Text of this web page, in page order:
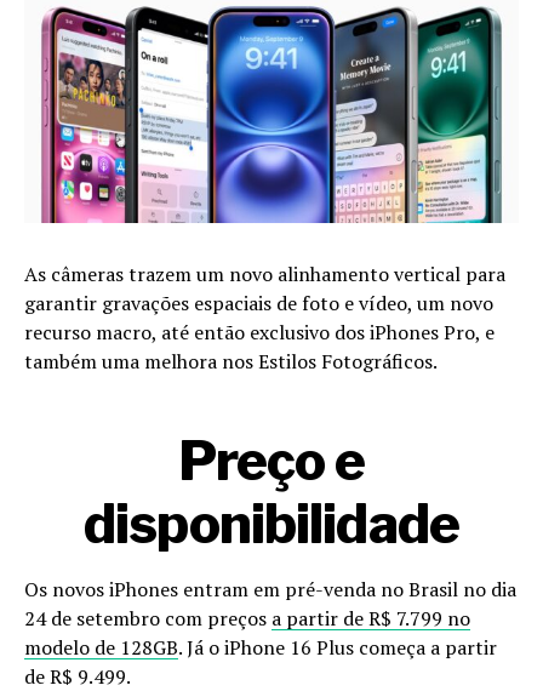
As câmeras trazem um novo alinhamento vertical para
garantir gravações espaciais de foto e vídeo, um novo
recurso macro, até então exclusivo dos iPhones Pro, e
também uma melhora nos Estilos Fotográficos.
Preço e
disponibilidade
Os novos iPhones entram em pré-venda no Brasil no dia
24 de setembro com preços a partir de R$ 7.799 no
modelo de 128GB. Já o iPhone 16 Plus começa a partir
de R$ 9.499.